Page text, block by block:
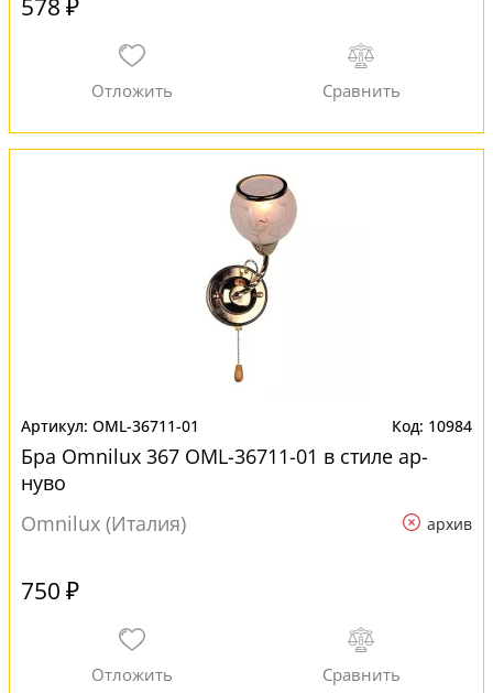
OML-36711-01 10984
Бра Omnilux 367 OML-36711-01 в стиле ар-
нуво
Omnilux (Италия)
архив
750 ₽